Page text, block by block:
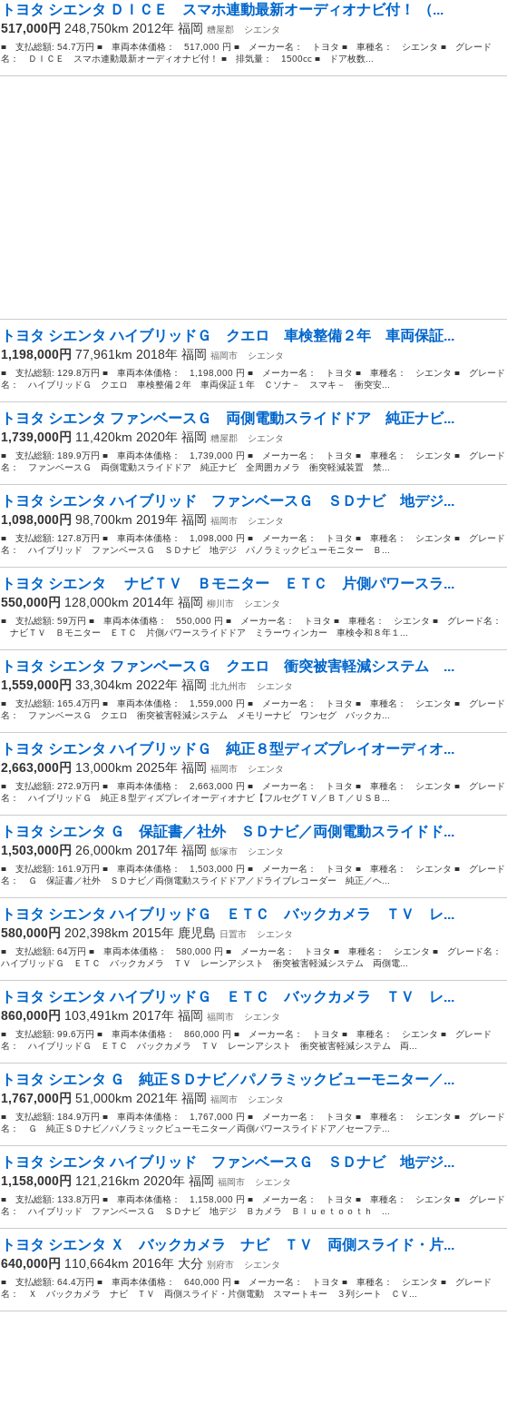
トヨタ シエンタ ＤＩＣＥ スマホ連動最新オーディオナビ付！ （...
517,000円 248,750km 2012年 福岡 糟屋郡
シエンタ
■ 支払総額: 54.7万円 ■ 車両本体価格： 517,000 円 ■ メーカー名： トヨタ ■ 車種名： シエンタ ■ グレード
名： ＤＩＣＥ スマホ連動最新オーディオナビ付！ ■ 排気量： 1500cc ■ ドア枚数...
トヨタ シエンタ ハイブリッドＧ クエロ 車検整備２年 車両保証...
1,198,000円 77,961km 2018年 福岡 福岡市
シエンタ
■ 支払総額: 129.8万円 ■ 車両本体価格： 1,198,000 円 ■ メーカー名： トヨタ ■ 車種名： シエンタ ■ グレード
名： ハイブリッドＧ クエロ 車検整備２年 車両保証１年 Ｃソナ－ スマキ－ 衝突安...
トヨタ シエンタ ファンベースＧ 両側電動スライドドア 純正ナビ...
1,739,000円 11,420km 2020年 福岡 糟屋郡
シエンタ
■ 支払総額: 189.9万円 ■ 車両本体価格： 1,739,000 円 ■ メーカー名： トヨタ ■ 車種名： シエンタ ■ グレード
名： ファンベースＧ 両側電動スライドドア 純正ナビ 全周囲カメラ 衝突軽減装置 禁...
トヨタ シエンタ ハイブリッド ファンベースＧ ＳＤナビ 地デジ...
1,098,000円 98,700km 2019年 福岡 福岡市
シエンタ
■ 支払総額: 127.8万円 ■ 車両本体価格： 1,098,000 円 ■ メーカー名： トヨタ ■ 車種名： シエンタ ■ グレード
名： ハイブリッド ファンベースＧ ＳＤナビ 地デジ パノラミックビューモニター Ｂ...
トヨタ シエンタ ナビＴＶ Ｂモニター ＥＴＣ 片側パワースラ...
550,000円 128,000km 2014年 福岡 柳川市
シエンタ
■ 支払総額: 59万円 ■ 車両本体価格： 550,000 円 ■ メーカー名： トヨタ ■ 車種名： シエンタ ■ グレード名：
ナビＴＶ Ｂモニター ＥＴＣ 片側パワースライドドア ミラーウィンカー 車検令和８年１...
トヨタ シエンタ ファンベースＧ クエロ 衝突被害軽減システム ...
1,559,000円 33,304km 2022年 福岡 北九州市
シエンタ
■ 支払総額: 165.4万円 ■ 車両本体価格： 1,559,000 円 ■ メーカー名： トヨタ ■ 車種名： シエンタ ■ グレード
名： ファンベースＧ クエロ 衝突被害軽減システム メモリーナビ ワンセグ バックカ...
トヨタ シエンタ ハイブリッドＧ 純正８型ディズプレイオーディオ...
2,663,000円 13,000km 2025年 福岡 福岡市
シエンタ
■ 支払総額: 272.9万円 ■ 車両本体価格： 2,663,000 円 ■ メーカー名： トヨタ ■ 車種名： シエンタ ■ グレード
名： ハイブリッドＧ 純正８型ディズプレイオーディオナビ【フルセグＴＶ／ＢＴ／ＵＳＢ...
トヨタ シエンタ Ｇ 保証書／社外 ＳＤナビ／両側電動スライドド...
1,503,000円 26,000km 2017年 福岡 飯塚市
シエンタ
■ 支払総額: 161.9万円 ■ 車両本体価格： 1,503,000 円 ■ メーカー名： トヨタ ■ 車種名： シエンタ ■ グレード
名： Ｇ 保証書／社外 ＳＤナビ／両側電動スライドドア／ドライブレコーダー 純正／ヘ...
トヨタ シエンタ ハイブリッドＧ ＥＴＣ バックカメラ ＴＶ レ...
580,000円 202,398km 2015年 鹿児島 日置市
シエンタ
■ 支払総額: 64万円 ■ 車両本体価格： 580,000 円 ■ メーカー名： トヨタ ■ 車種名： シエンタ ■ グレード名：
ハイブリッドＧ ＥＴＣ バックカメラ ＴＶ レーンアシスト 衝突被害軽減システム 両側電...
トヨタ シエンタ ハイブリッドＧ ＥＴＣ バックカメラ ＴＶ レ...
860,000円 103,491km 2017年 福岡 福岡市
シエンタ
■ 支払総額: 99.6万円 ■ 車両本体価格： 860,000 円 ■ メーカー名： トヨタ ■ 車種名： シエンタ ■ グレード
名： ハイブリッドＧ ＥＴＣ バックカメラ ＴＶ レーンアシスト 衝突被害軽減システム 両...
トヨタ シエンタ Ｇ 純正ＳＤナビ／パノラミックビューモニター／...
1,767,000円 51,000km 2021年 福岡 福岡市
シエンタ
■ 支払総額: 184.9万円 ■ 車両本体価格： 1,767,000 円 ■ メーカー名： トヨタ ■ 車種名： シエンタ ■ グレード
名： Ｇ 純正ＳＤナビ／パノラミックビューモニター／両側パワースライドドア／セーフテ...
トヨタ シエンタ ハイブリッド ファンベースＧ ＳＤナビ 地デジ...
1,158,000円 121,216km 2020年 福岡 福岡市
シエンタ
■ 支払総額: 133.8万円 ■ 車両本体価格： 1,158,000 円 ■ メーカー名： トヨタ ■ 車種名： シエンタ ■ グレード
名： ハイブリッド ファンベースＧ ＳＤナビ 地デジ Ｂカメラ Ｂｌｕｅｔｏｏｔｈ ...
トヨタ シエンタ Ｘ バックカメラ ナビ ＴＶ 両側スライド・片...
640,000円 110,664km 2016年 大分 別府市
シエンタ
■ 支払総額: 64.4万円 ■ 車両本体価格： 640,000 円 ■ メーカー名： トヨタ ■ 車種名： シエンタ ■ グレード
名： Ｘ バックカメラ ナビ ＴＶ 両側スライド・片側電動 スマートキー ３列シート ＣＶ...